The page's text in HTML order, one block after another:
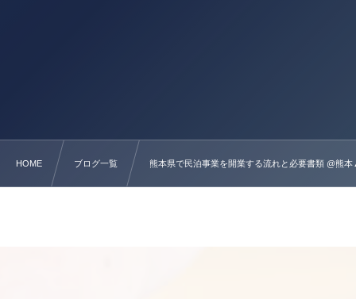
HOME ブログ一覧 熊本県で民泊事業を開業する流れと必要書類 @熊